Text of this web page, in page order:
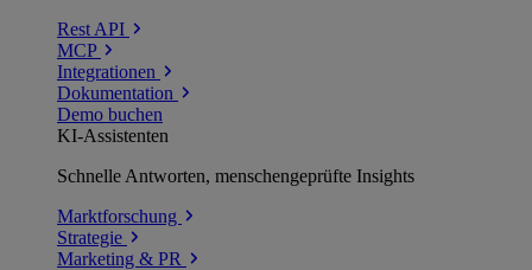
Rest API
MCP
Integrationen
Dokumentation
Demo buchen
KI-Assistenten
Schnelle Antworten, menschengeprüfte Insights
Marktforschung
Strategie
Marketing & PR